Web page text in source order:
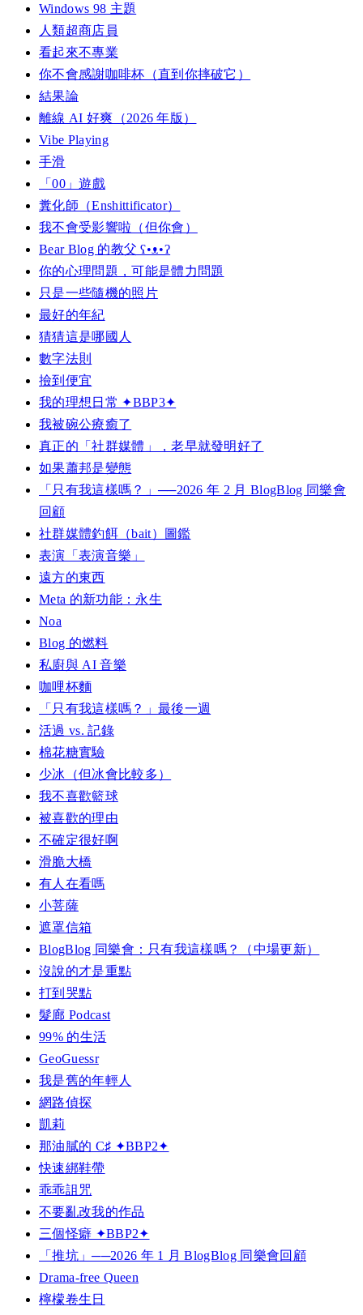
Windows 98 主題
人類超商店員
看起來不專業
你不會感謝咖啡杯（直到你摔破它）
結果論
離線 AI 好爽（2026 年版）
Vibe Playing
手滑
「00」遊戲
糞化師（Enshittificator）
我不會受影響啦（但你會）
Bear Blog 的教父 ʕ•ᴥ•ʔ
你的心理問題，可能是體力問題
只是一些隨機的照片
最好的年紀
猜猜這是哪國人
數字法則
撿到便宜
我的理想日常 ✦BBP3✦
我被碗公療癒了
真正的「社群媒體」，老早就發明好了
如果蕭邦是變態
「只有我這樣嗎？」──2026 年 2 月 BlogBlog 同樂會
回顧
社群媒體釣餌（bait）圖鑑
表演「表演音樂」
遠方的東西
Meta 的新功能：永生
Noa
Blog 的燃料
私廚與 AI 音樂
咖哩杯麵
「只有我這樣嗎？」最後一週
活過 vs. 記錄
棉花糖實驗
少冰（但冰會比較多）
我不喜歡籃球
被喜歡的理由
不確定很好啊
滑脆大橋
有人在看嗎
小菩薩
遮罩信箱
BlogBlog 同樂會：只有我這樣嗎？（中場更新）
沒說的才是重點
打到哭點
髮廊 Podcast
99% 的生活
GeoGuessr
我是舊的年輕人
網路偵探
凱莉
那油膩的 C♯ ✦BBP2✦
快速綁鞋帶
乖乖詛咒
不要亂改我的作品
三個怪癖 ✦BBP2✦
「推坑」──2026 年 1 月 BlogBlog 同樂會回顧
Drama-free Queen
檸檬卷生日